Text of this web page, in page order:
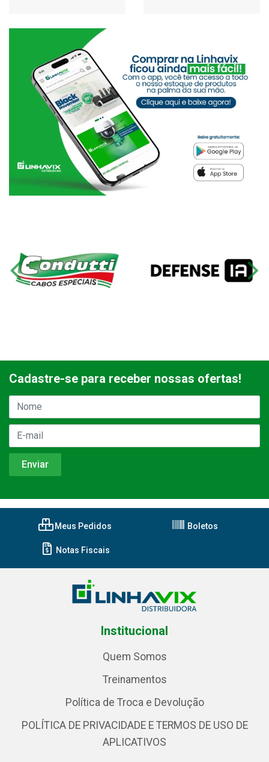
Cadastre-se para receber nossas ofertas!
Meus Pedidos Boletos
Notas Fiscais
Institucional
Quem Somos
Treinamentos
Política de Troca e Devolução
POLÍTICA DE PRIVACIDADE E TERMOS DE USO DE
APLICATIVOS